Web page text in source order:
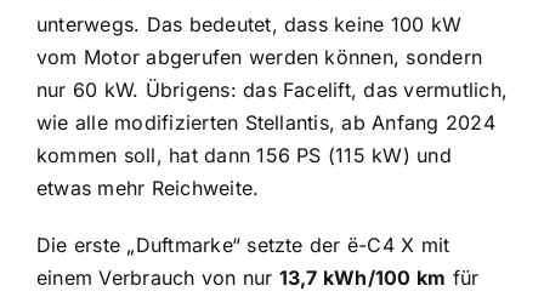
unterwegs. Das bedeutet, dass keine 100 kW
vom Motor abgerufen werden können, sondern
nur 60 kW. Übrigens: das Facelift, das vermutlich,
wie alle modifizierten Stellantis, ab Anfang 2024
kommen soll, hat dann 156 PS (115 kW) und
etwas mehr Reichweite.
Die erste „Duftmarke“ setzte der ë-C4 X mit
einem Verbrauch von nur 13,7 kWh/100 km für